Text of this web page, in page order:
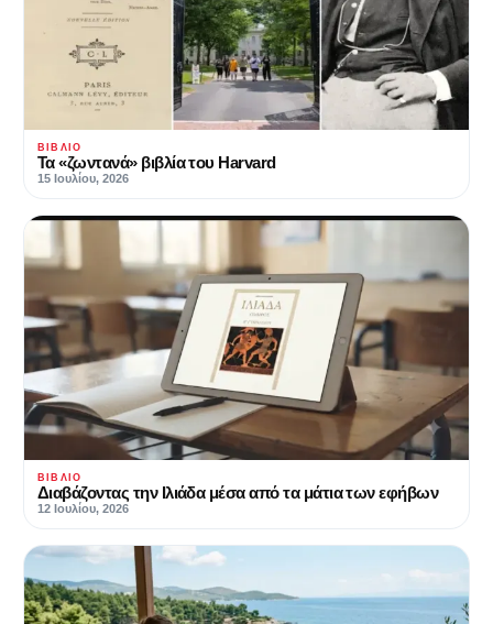
ΒΙΒΛΊΟ
Τα «ζωντανά» βιβλία του Harvard
15 Ιουλίου, 2026
ΒΙΒΛΊΟ
Διαβάζοντας την Ιλιάδα μέσα από τα μάτια των εφήβων
12 Ιουλίου, 2026